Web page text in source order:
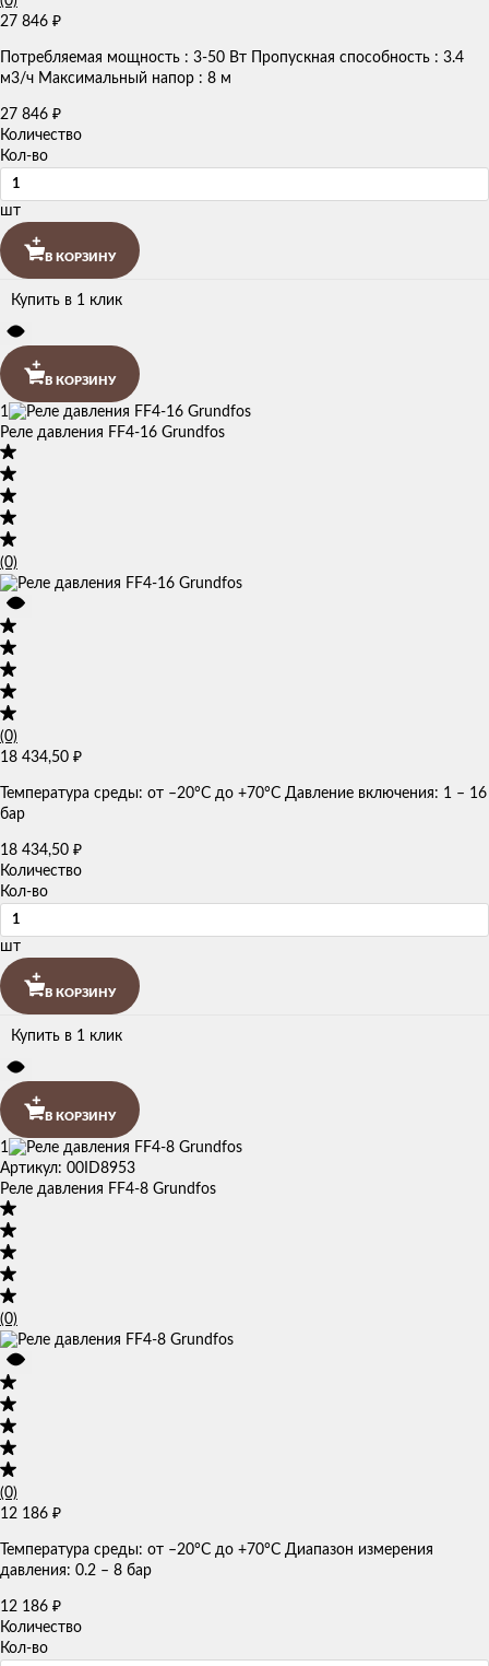
27 846 ₽
Потребляемая мощность : 3-50 Вт Пропускная способность : 3.4
м3/ч Максимальный напор : 8 м
27 846 ₽
Количество
Кол-во
шт
В КОРЗИНУ
Купить в 1 клик
В КОРЗИНУ
1
Реле давления FF4-16 Grundfos
(0)
(0)
18 434,50 ₽
Температура среды: от –20°C до +70°C Давление включения: 1 – 16
бар
18 434,50 ₽
Количество
Кол-во
шт
В КОРЗИНУ
Купить в 1 клик
В КОРЗИНУ
1
Артикул: 00ID8953
Реле давления FF4-8 Grundfos
(0)
(0)
12 186 ₽
Температура среды: от –20°C до +70°C Диапазон измерения
давления: 0.2 – 8 бар
12 186 ₽
Количество
Кол-во